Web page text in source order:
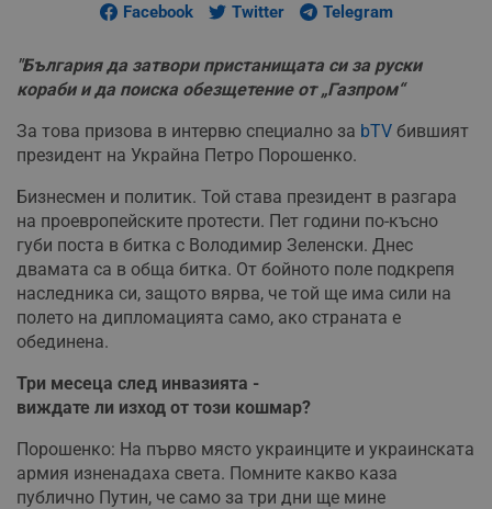
Facebook Twitter Telegram
"България да затвори пристанищата си за руски
кораби и да поиска обезщетение от „Газпром“
За това призова в интервю специално за bTV бившият
президент на Украйна Петро Порошенко.
Бизнесмен и политик. Той става президент в разгара
на проевропейските протести. Пет години по-късно
губи поста в битка с Володимир Зеленски. Днес
двамата са в обща битка. От бойното поле подкрепя
наследника си, защото вярва, че той ще има сили на
полето на дипломацията само, ако страната е
обединена.
Три месеца след инвазията -
виждате ли изход от този кошмар?
Порошенко: На първо място украинците и украинската
армия изненадаха света. Помните какво каза
публично Путин, че само за три дни ще мине